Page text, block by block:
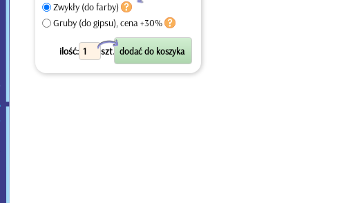
Zwykły (do farby)
Gruby (do gipsu), cena +30%
ilość: szt.
X